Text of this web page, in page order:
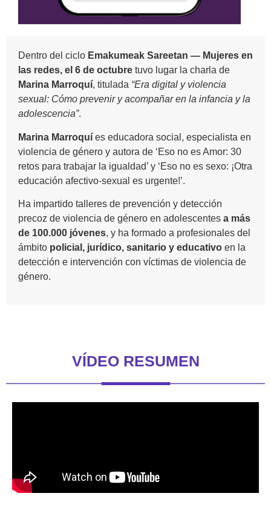
Dentro del ciclo Emakumeak Sareetan — Mujeres en
las redes, el 6 de octubre tuvo lugar la charla de
Marina Marroquí, titulada “Era digital y violencia
sexual: Cómo prevenir y acompañar en la infancia y la
adolescencia”.
Marina Marroquí es educadora social, especialista en
violencia de género y autora de ‘Eso no es Amor: 30
retos para trabajar la igualdad’ y ‘Eso no es sexo: ¡Otra
educación afectivo-sexual es urgente!’.
Ha impartido talleres de prevención y detección
precoz de violencia de género en adolescentes a más
de 100.000 jóvenes, y ha formado a profesionales del
ámbito policial, jurídico, sanitario y educativo en la
detección e intervención con víctimas de violencia de
género.
VÍDEO RESUMEN